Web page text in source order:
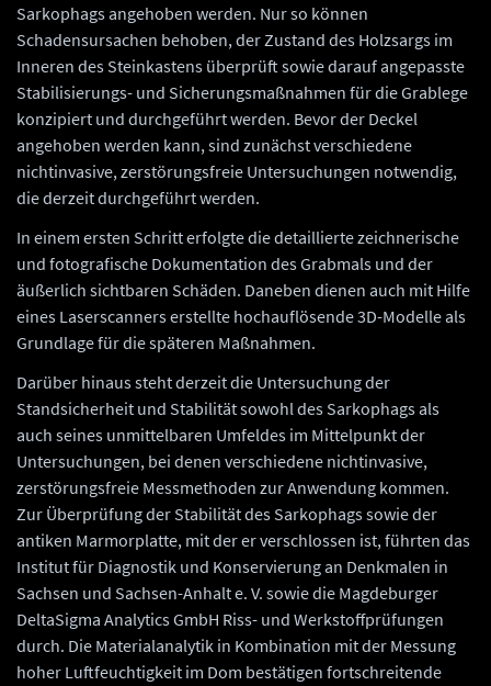
Sarkophags angehoben werden. Nur so können
Schadensursachen behoben, der Zustand des Holzsargs im
Inneren des Steinkastens überprüft sowie darauf angepasste
Stabilisierungs- und Sicherungsmaßnahmen für die Grablege
konzipiert und durchgeführt werden. Bevor der Deckel
angehoben werden kann, sind zunächst verschiedene
nichtinvasive, zerstörungsfreie Untersuchungen notwendig,
die derzeit durchgeführt werden.
In einem ersten Schritt erfolgte die detaillierte zeichnerische
und fotografische Dokumentation des Grabmals und der
äußerlich sichtbaren Schäden. Daneben dienen auch mit Hilfe
eines Laserscanners erstellte hochauflösende 3D-Modelle als
Grundlage für die späteren Maßnahmen.
Darüber hinaus steht derzeit die Untersuchung der
Standsicherheit und Stabilität sowohl des Sarkophags als
auch seines unmittelbaren Umfeldes im Mittelpunkt der
Untersuchungen, bei denen verschiedene nichtinvasive,
zerstörungsfreie Messmethoden zur Anwendung kommen.
Zur Überprüfung der Stabilität des Sarkophags sowie der
antiken Marmorplatte, mit der er verschlossen ist, führten das
Institut für Diagnostik und Konservierung an Denkmalen in
Sachsen und Sachsen-Anhalt e. V. sowie die Magdeburger
DeltaSigma Analytics GmbH Riss- und Werkstoffprüfungen
durch. Die Materialanalytik in Kombination mit der Messung
hoher Luftfeuchtigkeit im Dom bestätigen fortschreitende